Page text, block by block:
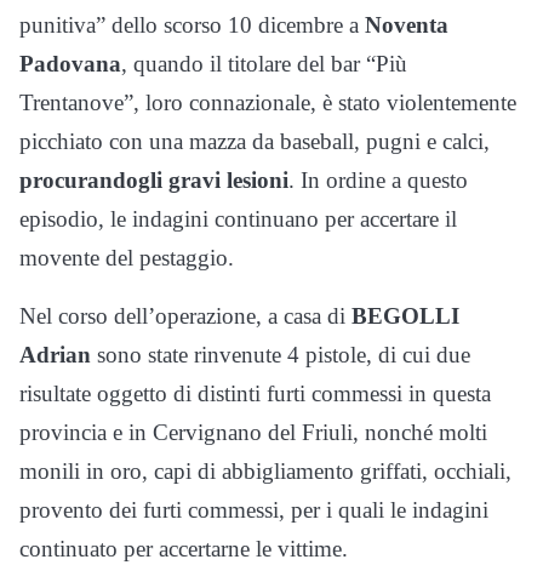
punitiva” dello scorso 10 dicembre a Noventa
Padovana, quando il titolare del bar “Più
Trentanove”, loro connazionale, è stato violentemente
picchiato con una mazza da baseball, pugni e calci,
procurandogli gravi lesioni. In ordine a questo
episodio, le indagini continuano per accertare il
movente del pestaggio.
Nel corso dell’operazione, a casa di BEGOLLI
Adrian sono state rinvenute 4 pistole, di cui due
risultate oggetto di distinti furti commessi in questa
provincia e in Cervignano del Friuli, nonché molti
monili in oro, capi di abbigliamento griffati, occhiali,
provento dei furti commessi, per i quali le indagini
continuato per accertarne le vittime.